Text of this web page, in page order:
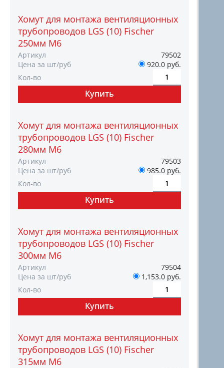
Хомут для монтажа вентиляционных
трубопроводов LGS (10) Fischer
250мм M6
Артикул
79502
Цена за шт/руб
920.0 руб.
Кол-во
Хомут для монтажа вентиляционных
трубопроводов LGS (10) Fischer
280мм M6
Артикул
79503
Цена за шт/руб
985.0 руб.
Кол-во
Хомут для монтажа вентиляционных
трубопроводов LGS (10) Fischer
300мм M6
Артикул
79504
Цена за шт/руб
1,153.0 руб.
Кол-во
Хомут для монтажа вентиляционных
трубопроводов LGS (10) Fischer
315мм M6